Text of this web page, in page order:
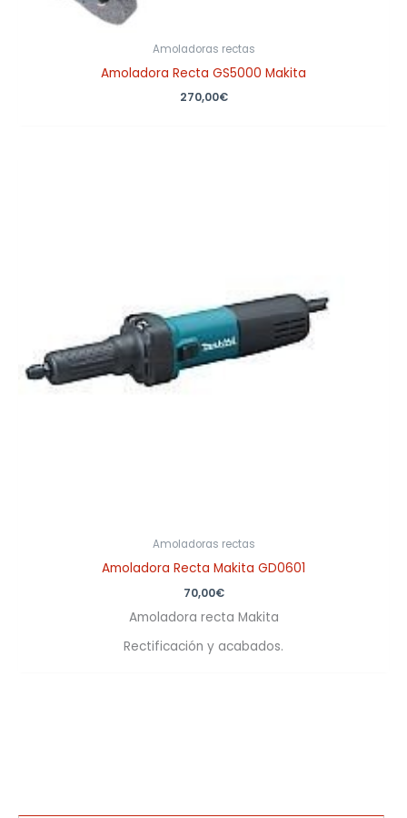
Amoladoras rectas
Amoladora Recta GS5000 Makita
270,00€
Amoladoras rectas
Amoladora Recta Makita GD0601
70,00€
Amoladora recta Makita
Rectificación y acabados.